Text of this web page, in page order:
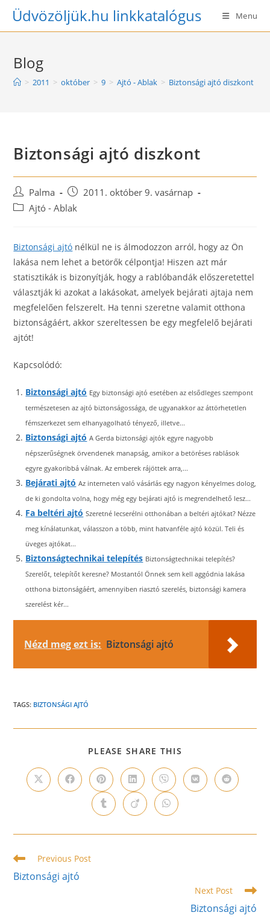
SkipÜdvözöljük.hu linkkatalógus Menu
Blog
> 2011 > október > 9 > Ajtó - Ablak > Biztonsági ajtó diszkont
Biztonsági ajtó diszkont
Post
author:
Palma
Post
published:
2011. október 9. vasárnap
PostAjtó - Ablak
Biztonsági ajtó nélkül ne is álmodozzon arról, hogy az Ön
lakása nem lehet a betörők célpontja! Hiszen azt már
statisztikák is bizonyítják, hogy a rablóbandák előszeretettel
választják ki azokat a lakásokat, amelyek bejárati ajtaja nem
megfelelően felszerelt. Ha tenni szeretne valamit otthona
biztonságáért, akkor szereltessen be egy megfelelő bejárati
ajtót!
Kapcsolódó:
Biztonsági ajtó Egy biztonsági ajtó esetében az elsődleges szempont
természetesen az ajtó biztonságossága, de ugyanakkor az áttörhetetlen
fémszerkezet sem elhanyagolható tényező, illetve...
Biztonsági ajtó A Gerda biztonsági ajtók egyre nagyobb
népszerűségnek örvendenek manapság, amikor a betöréses rablások
egyre gyakoribbá válnak. Az emberek rájöttek arra,...
Bejárati ajtó Az interneten való vásárlás egy nagyon kényelmes dolog,
de ki gondolta volna, hogy még egy bejárati ajtó is megrendelhető lesz...
Fa beltéri ajtó Szeretné lecserélni otthonában a beltéri ajtókat? Nézze
meg kínálatunkat, válasszon a több, mint hatvanféle ajtó közül. Teli és
üveges ajtókat...
Biztonságtechnikai telepítés Biztonságtechnikai telepítés?
Szerelőt, telepítőt keresne? Mostantól Önnek sem kell aggódnia lakása
otthona biztonságáért, amennyiben riasztó szerelés, biztonsági kamera
szerelést kér...
Nézd meg ezt is: Biztonsági ajtó
TAGS: BIZTONSÁGI AJTÓ
PLEASE SHARE THIS
CONTENT
Opens
in
Opens
in
window
Opens
in
a
new
window
Opens
in
a
new
window
Opens
in
a
new
window
Opens
in
Opens
in
Opens
in
new
Opens
in
new
Opens
in
new
Read
articles
Previous Post
Biztonsági ajtó
Next Post
Biztonsági ajtó